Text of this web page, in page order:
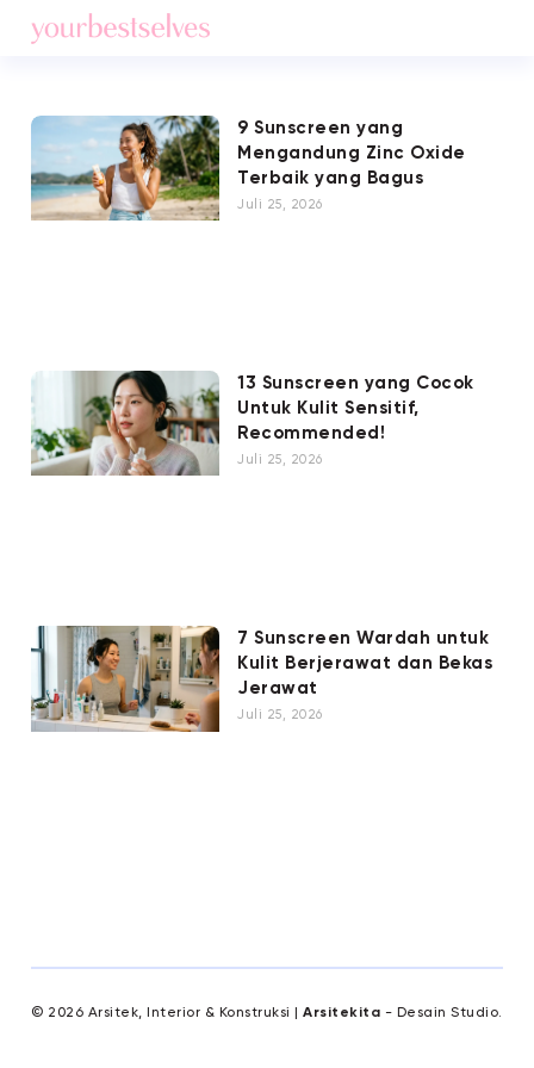
9 Sunscreen yang
Mengandung Zinc Oxide
Terbaik yang Bagus
Juli 25, 2026
13 Sunscreen yang Cocok
Untuk Kulit Sensitif,
Recommended!
Juli 25, 2026
7 Sunscreen Wardah untuk
Kulit Berjerawat dan Bekas
Jerawat
Juli 25, 2026
© 2026 Arsitek, Interior & Konstruksi |Arsitekita - Desain Studio.